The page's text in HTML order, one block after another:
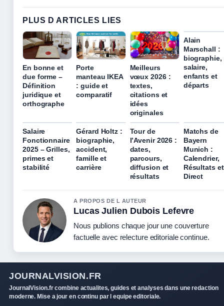
PLUS D ARTICLES LIES
En bonne et
due forme –
Définition
juridique et
orthographe
Porte
manteau IKEA
: guide et
comparatif
Meilleurs
vœux 2026 :
textes,
citations et
idées
originales
Alain
Marschall :
biographie,
salaire,
enfants et
départs
Salaire
Fonctionnaire
2025 – Grilles,
primes et
stabilité
Gérard Holtz :
biographie,
accident,
famille et
carrière
Tour de
l’Avenir 2026 :
dates,
parcours,
diffusion et
résultats
Matchs de
Bayern
Munich :
Calendrier,
Résultats et
Direct
A PROPOS DE L AUTEUR
Lucas Julien Dubois Lefevre
Nous publions chaque jour une couverture
factuelle avec relecture editoriale continue.
JOURNALVISION.FR
JournalVision.fr combine actualites, guides et analyses dans une redaction
moderne. Mise a jour en continu par l equipe editoriale.